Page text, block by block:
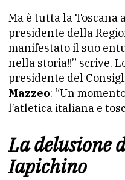
Ma è tutta la Toscana
presidente della
manifestato il suo
nella storia!!” scrive.
presidente del
Mazzeo: “Un
l’atletica italiana e
La delusione
Iapichino